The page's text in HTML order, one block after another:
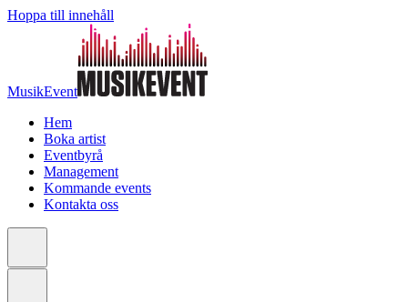
Hoppa till innehåll
MusikEvent
Hem
Boka artist
Eventbyrå
Management
Kommande events
Kontakta oss